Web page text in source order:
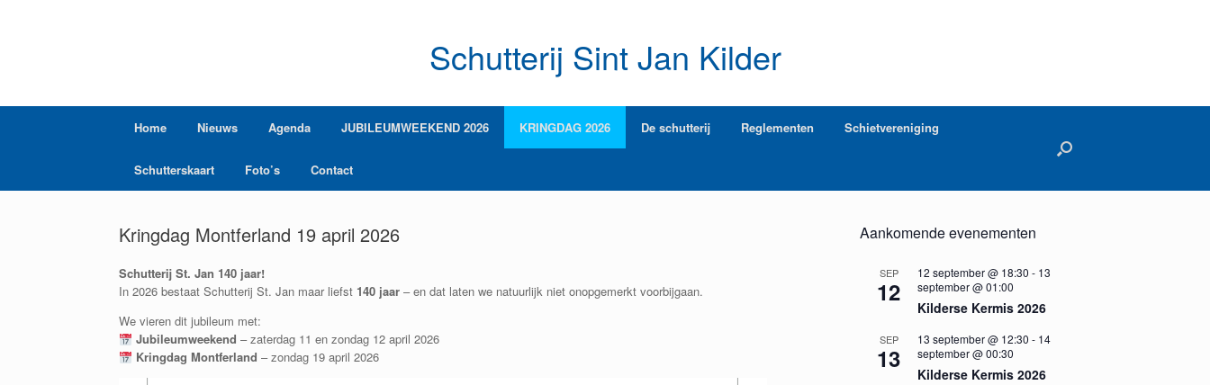
Schutterij Sint Jan Kilder
Home Nieuws Agenda JUBILEUMWEEKEND 2026 KRINGDAG 2026 De schutterij Reglementen Schietvereniging
Schutterskaart Foto’s Contact
Kringdag Montferland 19 april 2026
Schutterij St. Jan 140 jaar!
In 2026 bestaat Schutterij St. Jan maar liefst 140 jaar – en dat laten we natuurlijk niet onopgemerkt voorbijgaan.
We vieren dit jubileum met:
Jubileumweekend – zaterdag 11 en zondag 12 april 2026
Kringdag Montferland – zondag 19 april 2026
Aankomende evenementen
SEP
12
12 september @ 18:30 - 13
september @ 01:00
Kilderse Kermis 2026
SEP
13
13 september @ 12:30 - 14
september @ 00:30
Kilderse Kermis 2026